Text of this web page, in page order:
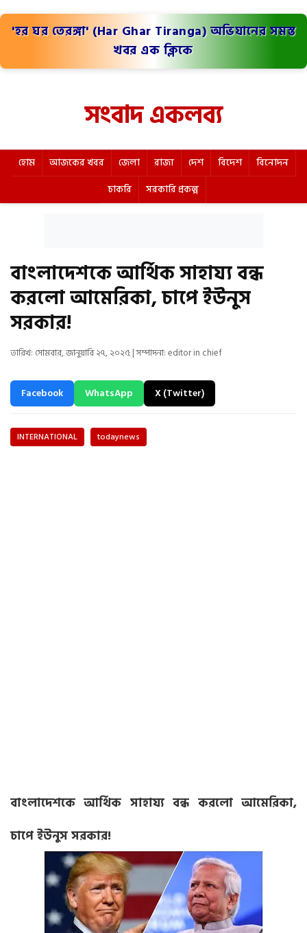
'হর ঘর তেরঙ্গা' (Har Ghar Tiranga) অভিযানের সমস্ত
খবর এক ক্লিকে
সংবাদ একলব্য
হোম আজকের খবর জেলা রাজ্য দেশ বিদেশ
বিনোদন
চাকরি
সরকারি প্রকল্প
বাংলাদেশকে আর্থিক সাহায্য বন্ধ
করলো আমেরিকা, চাপে ইউনুস
সরকার!
তারিখ: সোমবার, জানুয়ারি ২৭, ২০২৫ | সম্পাদনা: editor in chief
Facebook WhatsApp X (Twitter)
INTERNATIONAL todaynews
বাংলাদেশকে আর্থিক সাহায্য বন্ধ করলো আমেরিকা,
চাপে ইউনুস সরকার!